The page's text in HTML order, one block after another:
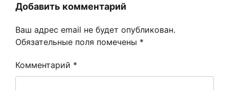
Добавить комментарий
Ваш адрес email не будет опубликован.
Обязательные поля помечены *
Комментарий *